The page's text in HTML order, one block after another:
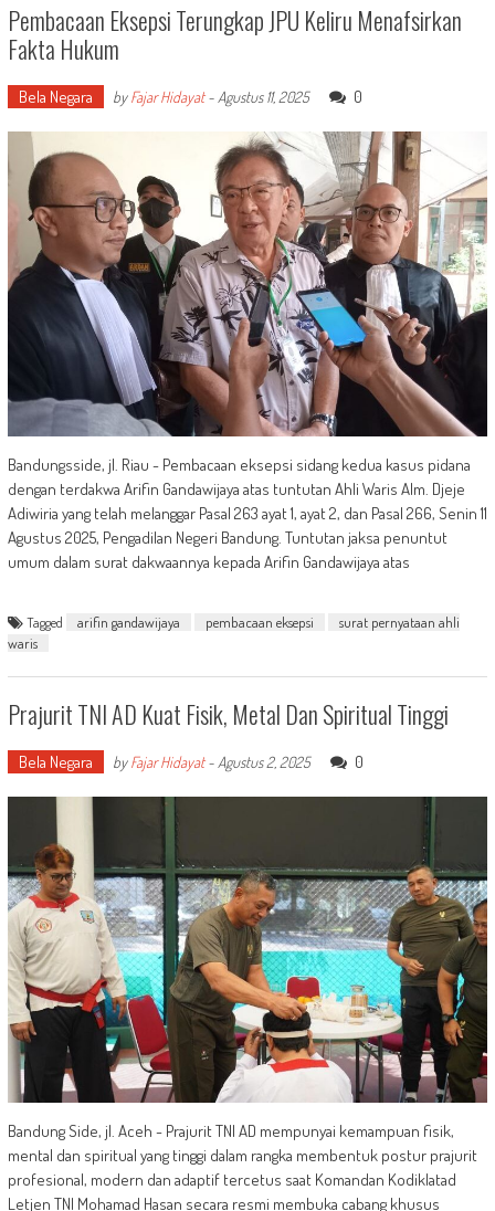
Pembacaan Eksepsi Terungkap JPU Keliru Menafsirkan
Fakta Hukum
Bela Negara byFajar Hidayat- Agustus 11, 2025 0
Bandungsside, jl. Riau - Pembacaan eksepsi sidang kedua kasus pidana
dengan terdakwa Arifin Gandawijaya atas tuntutan Ahli Waris Alm. Djeje
Adiwiria yang telah melanggar Pasal 263 ayat 1, ayat 2, dan Pasal 266, Senin 11
Agustus 2025, Pengadilan Negeri Bandung. Tuntutan jaksa penuntut
umum dalam surat dakwaannya kepada Arifin Gandawijaya atas
Tagged arifin gandawijaya pembacaan eksepsi
surat pernyataan ahli
waris
Prajurit TNI AD Kuat Fisik, Metal Dan Spiritual Tinggi
Bela Negara byFajar Hidayat-Agustus 2, 2025 0
Bandung Side, jl. Aceh - Prajurit TNI AD mempunyai kemampuan fisik,
mental dan spiritual yang tinggi dalam rangka membentuk postur prajurit
profesional, modern dan adaptif tercetus saat Komandan Kodiklatad
Letjen TNI Mohamad Hasan secara resmi membuka cabang khusus